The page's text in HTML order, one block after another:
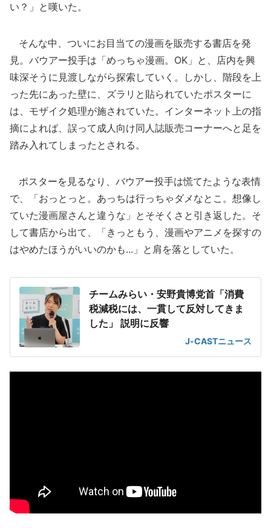
い？」と嘆いた。
そんな中、ついにお目当ての漫画を販売する書店を発
見。バウアー投手は「めっちゃ漫画。OK」と、店内を興
味深そうに見渡しながら探索していく。しかし、階段を上
った先にあった壁に、ズラリと貼られていたポスターに
は、モザイク処理が施されていた。インターネット上の指
摘によれば、誤って成人向け同人誌販売コーナーへと足を
踏み入れてしまったとされる。
ポスターを見るなり、バウアー投手は慌てたような表情
で、「おっとっと。あっちは行っちゃダメなとこ。想像し
ていた漫画屋さんと違うな」とそそくさと引き返した。そ
して書店から出て、「きっともう、漫画やアニメを探すの
はやめたほうがいいのかも...」と肩を落としていた。
チームみらい・安野貴博党首「消費
税減税には、一貫して反対してきま
した」 説明に反響
J-CASTニュース